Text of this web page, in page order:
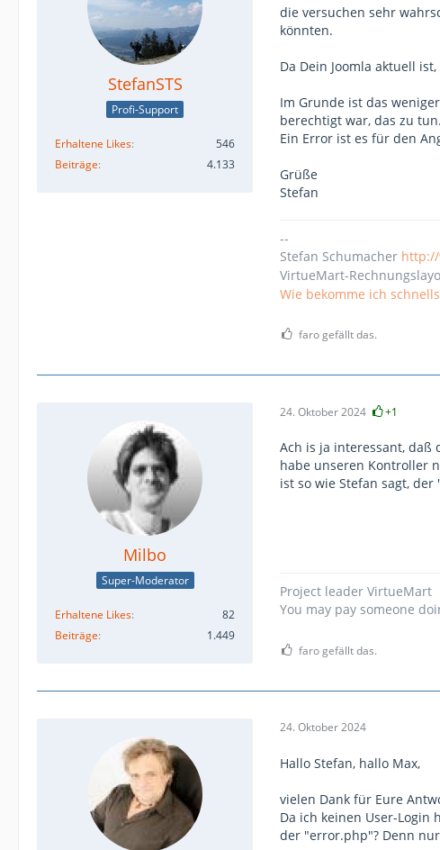
StefanSTS
Profi-Support
Erhaltene Likes
546
Beiträge
4.133
die versuchen sehr
könnten.
Da Dein Joomla aktuell
Im Grunde ist das
berechtigt war, das zu tun.
Ein Error ist es für den
Grüße
Stefan
--
Stefan Schumacher
VirtueMart-
Wie bekomme ich
faro gefällt das.
Milbo
Super-Moderator
Erhaltene Likes
82
Beiträge
1.449
24. Oktober 2024 +1
Ach is ja interessant, daß
habe unseren Kontroller
ist so wie Stefan sagt,
Project leader VirtueMart
You may pay someone
faro gefällt das.
24. Oktober 2024
Hallo Stefan, hallo Max,
vielen Dank für Eure
Da ich keinen User-
der "error.php"? Denn